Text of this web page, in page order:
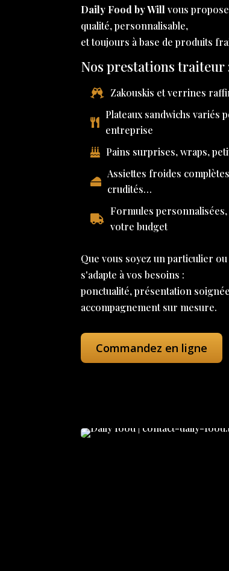
Daily Food by Will vous
qualité, personnalisable,
et toujours à base de produits
Nos prestations traiteur
Zakouskis et verrines
Plateaux sandwichs variés
entreprise
Pains surprises, wraps,
Assiettes froides
crudités…
Formules personnalisées,
votre budget
Que vous soyez un particulier
s'adapte à vos besoins :
ponctualité, présentation
accompagnement sur mesure.
Commandez en ligne